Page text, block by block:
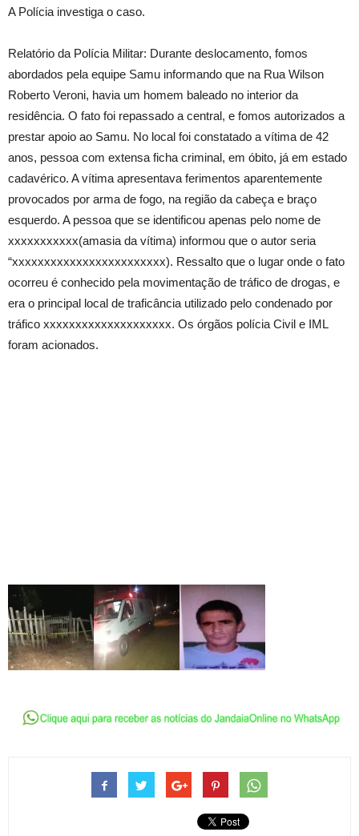
A Polícia investiga o caso.
Relatório da Polícia Militar: Durante deslocamento, fomos
abordados pela equipe Samu informando que na Rua Wilson
Roberto Veroni, havia um homem baleado no interior da
residência. O fato foi repassado a central, e fomos autorizados a
prestar apoio ao Samu. No local foi constatado a vítima de 42
anos, pessoa com extensa ficha criminal, em óbito, já em estado
cadavérico. A vítima apresentava ferimentos aparentemente
provocados por arma de fogo, na região da cabeça e braço
esquerdo. A pessoa que se identificou apenas pelo nome de
xxxxxxxxxxx(amasia da vítima) informou que o autor seria
“xxxxxxxxxxxxxxxxxxxxxxxx). Ressalto que o lugar onde o fato
ocorreu é conhecido pela movimentação de tráfico de drogas, e
era o principal local de traficância utilizado pelo condenado por
tráfico xxxxxxxxxxxxxxxxxxxx. Os órgãos polícia Civil e IML
foram acionados.